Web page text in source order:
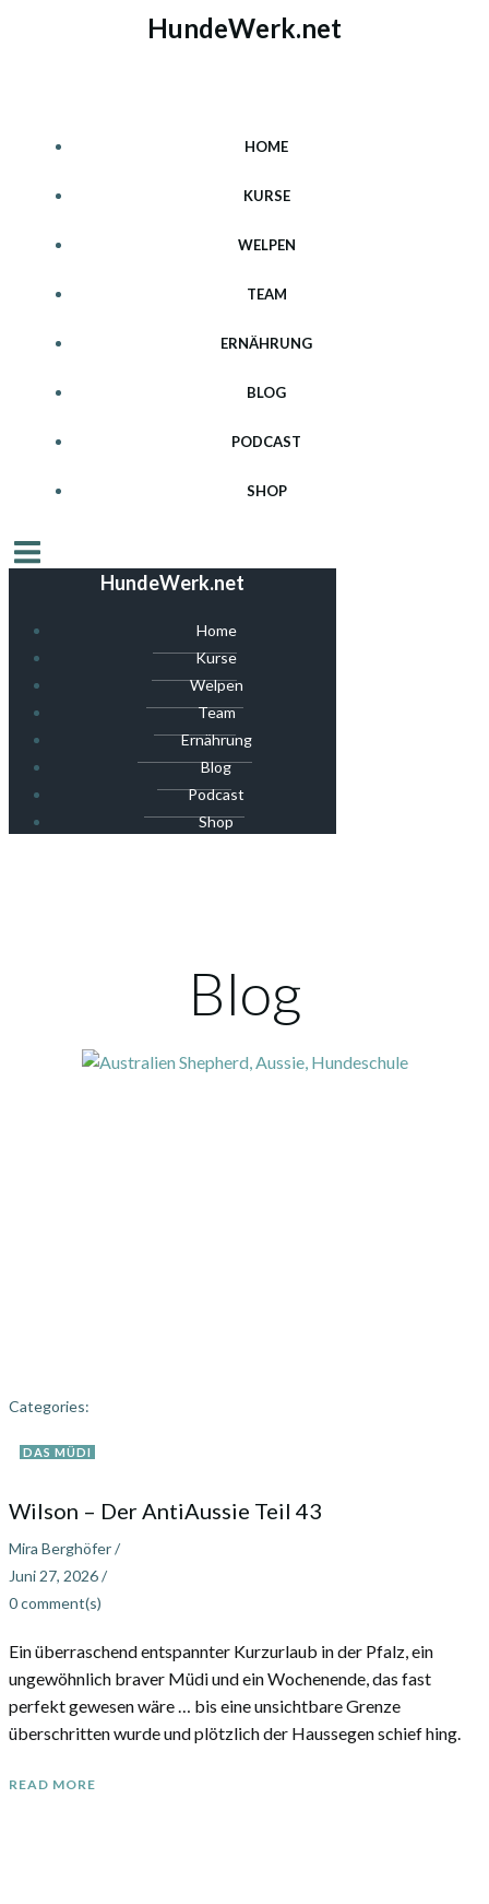
HundeWerk.net
HOME
KURSE
WELPEN
TEAM
ERNÄHRUNG
BLOG
PODCAST
SHOP
HundeWerk.net
Home
Kurse
Welpen
Team
Ernährung
Blog
Podcast
Shop
Blog
Categories:
DAS MÜDI
Wilson – Der AntiAussie Teil 43
Mira Berghöfer/
Juni 27, 2026/
0comment(s)
Ein überraschend entspannter Kurzurlaub in der Pfalz, ein
ungewöhnlich braver Müdi und ein Wochenende, das fast
perfekt gewesen wäre … bis eine unsichtbare Grenze
überschritten wurde und plötzlich der Haussegen schief hing.
READ MORE